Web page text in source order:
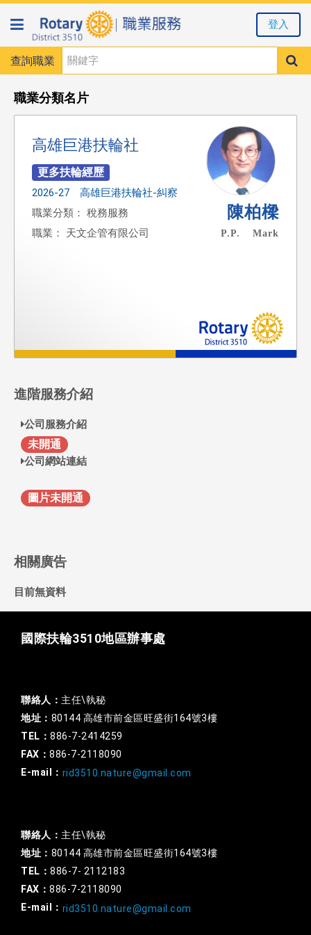
查詢職業
登入
職業分類名片
高雄巨港扶輪社
2026-27 高雄巨港扶輪社-糾察
職業分類： 稅務服務
職業： 天文企管有限公司
陳柏樑
P.P. Mark
進階服務介紹
公司服務介紹
未開通
公司網站連結
圖片未開通
相關廣告
目前無資料
國際扶輪3510地區辦事處
聯絡人： 主任\執秘
地址： 80144 高雄市前金區旺盛街164號3樓
TEL： 886-7-2414259
FAX： 886-7-2118090
E-mail： rid3510.nature@gmail.com
聯絡人： 主任\執秘
地址： 80144 高雄市前金區旺盛街164號3樓
TEL： 886-7- 2112183
FAX： 886-7-2118090
E-mail： rid3510.nature@gmail.com